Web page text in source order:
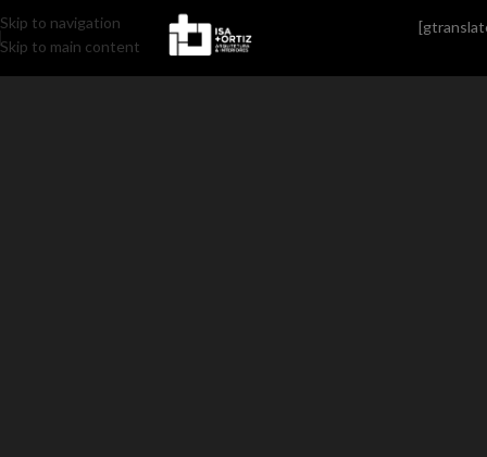
Skip to navigation
Skip to main content